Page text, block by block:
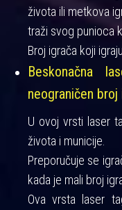
života ili metkova
traži svog punioca
Broj igrača koji
Beskonačna
neograničen
U ovoj vrsti laser
života i municije.
Preporučuje se
kada je mali broj
Ova vrsta laser